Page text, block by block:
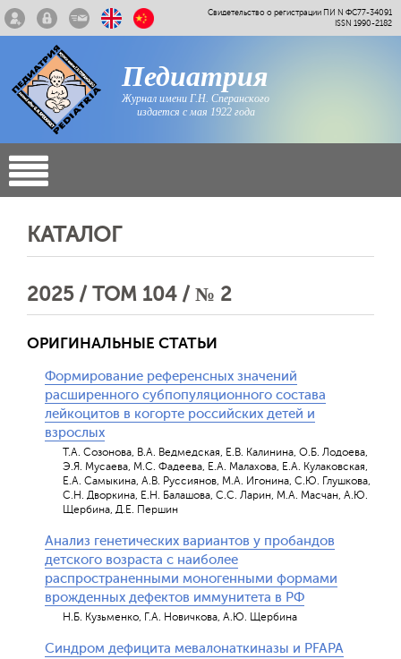
Свидетельство о регистрации ПИ N ФС77-34091
ISSN 1990-2182
Педиатрия
Журнал имени Г.Н. Сперанского
издается с мая 1922 года
КАТАЛОГ
2025 / ТОМ 104 / № 2
ОРИГИНАЛЬНЫЕ СТАТЬИ
Формирование референсных значений
расширенного субпопуляционного состава
лейкоцитов в когорте российских детей и
взрослых
Т.А. Созонова, В.А. Ведмедская, Е.В. Калинина, О.Б. Лодоева,
Э.Я. Мусаева, М.С. Фадеева, Е.А. Малахова, Е.А. Кулаковская,
Е.А. Самыкина, А.В. Руссиянов, М.А. Игонина, С.Ю. Глушкова,
С.Н. Дворкина, Е.Н. Балашова, С.С. Ларин, М.А. Масчан, А.Ю.
Щербина, Д.Е. Першин
Анализ генетических вариантов у пробандов
детского возраста с наиболее
распространенными моногенными формами
врожденных дефектов иммунитета в РФ
Н.Б. Кузьменко, Г.А. Новичкова, А.Ю. Щербина
Синдром дефицита мевалонаткиназы и PFAPA